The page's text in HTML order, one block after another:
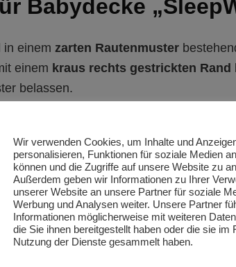
Babydecke
in einem zarten Rautenmuster
einem kraus rechts gestrickten Rand
belassen.
Wir verwenden Cookies, um Inhalte und
personalisieren, Funktionen für soziale Medien
können und die Zugriffe auf unsere Website zu
Außerdem geben wir Informationen zu Ihrer
unserer Website an unsere Partner für soziale
Werbung und Analysen weiter. Unsere Partner
Informationen möglicherweise mit weiteren
die Sie ihnen bereitgestellt haben oder die sie im
Nutzung der Dienste gesammelt haben.